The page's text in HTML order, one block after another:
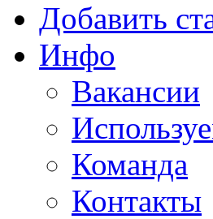
Добавить
Инфо
Вакансии
Команда
Контакты